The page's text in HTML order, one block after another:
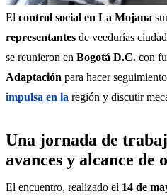
El control social en La Mojana
representantes de veedurías
se reunieron en Bogotá D.C. con
Adaptación para hacer
impulsa en la región y discutir
Una jornada de
avances y alcance
El encuentro, realizado el 14 de